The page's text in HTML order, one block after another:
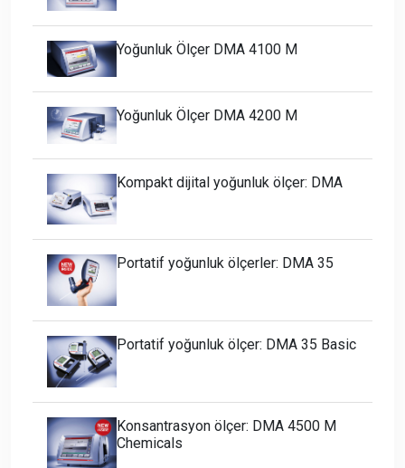
Yoğunluk Ölçer DMA 4100 M
Yoğunluk Ölçer DMA 4200 M
Kompakt dijital yoğunluk ölçer: DMA
Portatif yoğunluk ölçerler: DMA 35
Portatif yoğunluk ölçer: DMA 35 Basic
Konsantrasyon ölçer: DMA 4500 M
Chemicals